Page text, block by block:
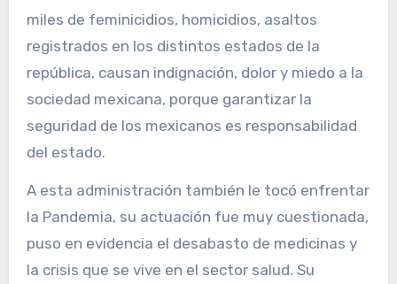
miles de feminicidios, homicidios, asaltos
registrados en los distintos estados de la
república, causan indignación, dolor y miedo a la
sociedad mexicana, porque garantizar la
seguridad de los mexicanos es responsabilidad
del estado.
A esta administración también le tocó enfrentar
la Pandemia, su actuación fue muy cuestionada,
puso en evidencia el desabasto de medicinas y
la crisis que se vive en el sector salud. Su